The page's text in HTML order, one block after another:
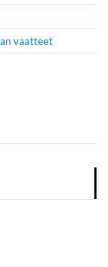
vaatteet